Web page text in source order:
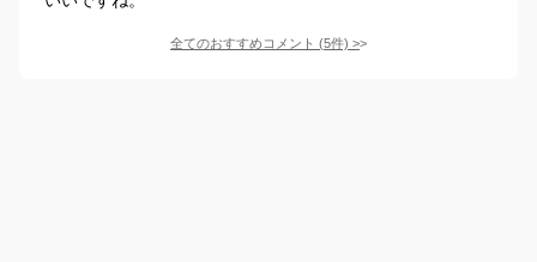
全てのおすすめコメント (5件) >